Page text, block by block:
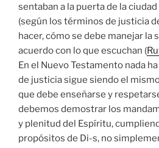
sentaban a la puerta de la
(según los términos de justicia
hacer, cómo se debe manejar la
acuerdo con lo que escuchan (
En el Nuevo Testamento nada
de justicia sigue siendo el
que debe enseñarse y
debemos demostrar los
y plenitud del Espíritu,
propósitos de Di-s, no